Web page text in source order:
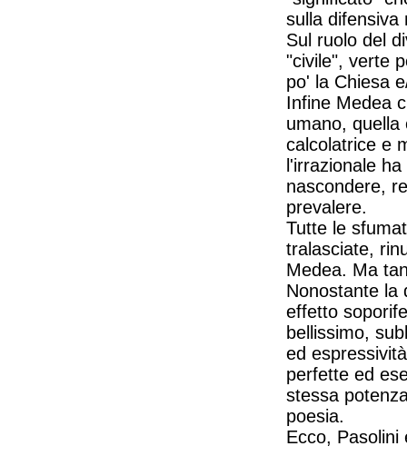
sulla difensiva
Sul ruolo del
"civile", verte
po' la Chiesa
Infine Medea
umano,
calcolatrice e
l'irrazionale
nascondere,
prevalere.
Tutte le
tralasciate,
Medea. Ma
Nonostante la
effetto
bellissimo,
ed
perfette ed
stessa
poesia.
Ecco, Pasolini